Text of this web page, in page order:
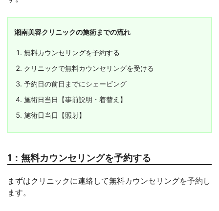
湘南美容クリニックの施術までの流れ
無料カウンセリングを予約する
クリニックで無料カウンセリングを受ける
予約日の前日までにシェービング
施術日当日【事前説明・着替え】
施術日当日【照射】
1：無料カウンセリングを予約する
まずはクリニックに連絡して無料カウンセリングを予約し
ます。